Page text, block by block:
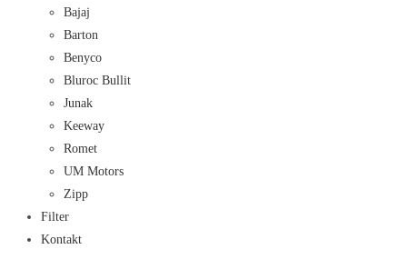
Bajaj
Barton
Benyco
Bluroc Bullit
Junak
Keeway
Romet
UM Motors
Zipp
Filter
Kontakt